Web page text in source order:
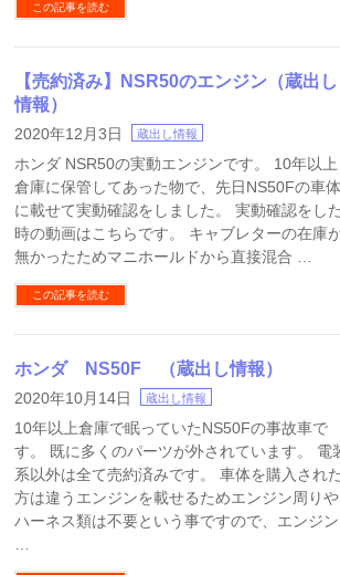
この記事を読む
【売約済み】NSR50のエンジン（蔵出し
情報）
2020年12月3日 蔵出し情報
ホンダ NSR50の実動エンジンです。 10年以上
倉庫に保管してあった物で、先日NS50Fの車体
に載せて実動確認をしました。 実動確認をした
時の動画はこちらです。 キャブレターの在庫
無かったためマニホールドから直接混合 …
この記事を読む
ホンダ NS50F （蔵出し情報）
2020年10月14日 蔵出し情報
10年以上倉庫で眠っていたNS50Fの事故車で
す。 既に多くのパーツが外されています。 電
系以外は全て売約済みです。 車体を購入された
方は違うエンジンを載せるためエンジン周りや
ハーネス類は不要という事ですので、エンジン